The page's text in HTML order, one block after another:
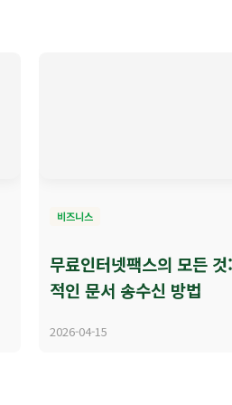
비즈니스
무료인터넷팩스의 모든
적인 문서 송수신 방법
2026-04-15